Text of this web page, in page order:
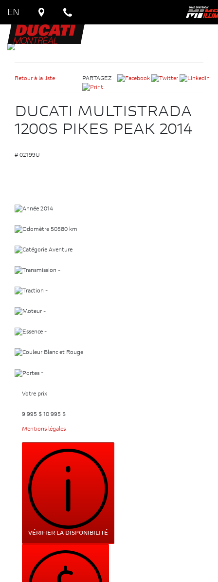
EN
Retour à la liste PARTAGEZ
DUCATI MULTISTRADA
1200S PIKES PEAK 2014
# 02199U
2014
50580 km
Aventure
-
-
-
-
Blanc et Rouge
-
Votre prix
9 995 $ 10 995 $
Mentions légales
VÉRIFIER LA DISPONIBILITÉ